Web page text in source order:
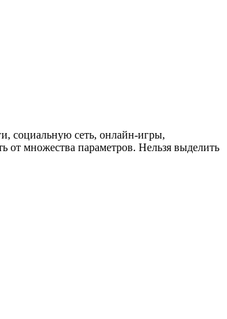
социальную сеть, онлайн-игры,
от множества параметров. Нельзя выделить